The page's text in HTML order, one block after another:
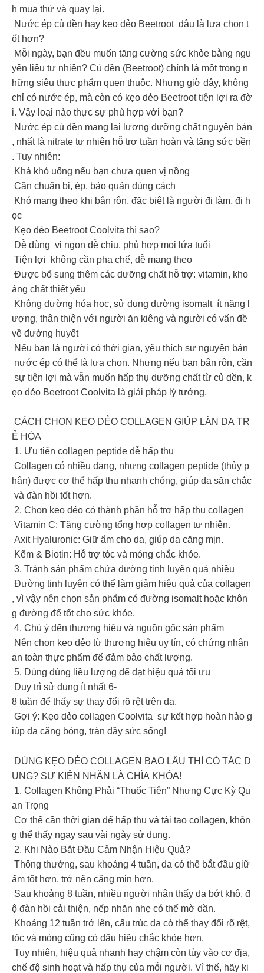
h mua thử và quay lại.
Nước ép củ dền hay kẹo dẻo Beetroot đâu là lựa chọn t
ốt hơn?
Mỗi ngày, bạn đều muốn tăng cường sức khỏe bằng ngu
yên liệu tự nhiên? Củ dền (Beetroot) chính là một trong n
hững siêu thực phẩm quen thuộc. Nhưng giờ đây, không
chỉ có nước ép, mà còn có kẹo dẻo Beetroot tiện lợi ra đờ
i. Vậy loại nào thực sự phù hợp với bạn?
Nước ép củ dền mang lại lượng dưỡng chất nguyên bản
, nhất là nitrate tự nhiên hỗ trợ tuần hoàn và tăng sức bền
. Tuy nhiên:
Khá khó uống nếu bạn chưa quen vị nồng
Cần chuẩn bị, ép, bảo quản đúng cách
Khó mang theo khi bận rộn, đặc biệt là người đi làm, đi h
ọc
Kẹo dẻo Beetroot Coolvita thì sao?
️ Dễ dùng vị ngon dễ chịu, phù hợp mọi lứa tuổi
️ Tiện lợi không cần pha chế, dễ mang theo
️ Được bổ sung thêm các dưỡng chất hỗ trợ: vitamin, kho
áng chất thiết yếu
️ Không đường hóa học, sử dụng đường isomalt ít năng l
ượng, thân thiện với người ăn kiêng và người có vấn đề
về đường huyết
Nếu bạn là người có thời gian, yêu thích sự nguyên bản
nước ép có thể là lựa chọn. Nhưng nếu bạn bận rộn, cần
sự tiện lợi mà vẫn muốn hấp thụ dưỡng chất từ củ dền, k
ẹo dẻo Beetroot Coolvita là giải pháp lý tưởng.
CÁCH CHỌN KẸO DẺO COLLAGEN GIÚP LÀN DA TR
Ẻ HÓA
1. Ưu tiên collagen peptide dễ hấp thu
Collagen có nhiều dạng, nhưng collagen peptide (thủy p
hân) được cơ thể hấp thu nhanh chóng, giúp da săn chắc
và đàn hồi tốt hơn.
2. Chọn kẹo dẻo có thành phần hỗ trợ hấp thụ collagen
Vitamin C: Tăng cường tổng hợp collagen tự nhiên.
Axit Hyaluronic: Giữ ẩm cho da, giúp da căng mịn.
Kẽm & Biotin: Hỗ trợ tóc và móng chắc khỏe.
3. Tránh sản phẩm chứa đường tinh luyện quá nhiều
Đường tinh luyện có thể làm giảm hiệu quả của collagen
, vì vậy nên chọn sản phẩm có đường isomalt hoặc khôn
g đường để tốt cho sức khỏe.
4. Chú ý đến thương hiệu và nguồn gốc sản phẩm
Nên chọn kẹo dẻo từ thương hiệu uy tín, có chứng nhận
an toàn thực phẩm để đảm bảo chất lượng.
5. Dùng đúng liều lượng để đạt hiệu quả tối ưu
Duy trì sử dụng ít nhất 6-
8 tuần để thấy sự thay đổi rõ rệt trên da.
Gợi ý: Kẹo dẻo collagen Coolvita sự kết hợp hoàn hảo g
iúp da căng bóng, tràn đầy sức sống!
DÙNG KẸO DẺO COLLAGEN BAO LÂU THÌ CÓ TÁC D
ỤNG? SỰ KIÊN NHẪN LÀ CHÌA KHÓA!
1. Collagen Không Phải “Thuốc Tiên” Nhưng Cực Kỳ Qu
an Trọng
Cơ thể cần thời gian để hấp thụ và tái tạo collagen, khôn
g thể thấy ngay sau vài ngày sử dụng.
2. Khi Nào Bắt Đầu Cảm Nhận Hiệu Quả?
Thông thường, sau khoảng 4 tuần, da có thể bắt đầu giữ
ẩm tốt hơn, trở nên căng mịn hơn.
Sau khoảng 8 tuần, nhiều người nhận thấy da bớt khô, đ
ộ đàn hồi cải thiện, nếp nhăn nhẹ có thể mờ dần.
Khoảng 12 tuần trở lên, cấu trúc da có thể thay đổi rõ rệt,
tóc và móng cũng có dấu hiệu chắc khỏe hơn.
Tuy nhiên, hiệu quả nhanh hay chậm còn tùy vào cơ địa,
chế độ sinh hoạt và hấp thụ của mỗi người. Vì thế, hãy ki